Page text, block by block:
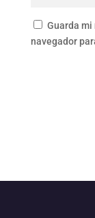
Guarda mi
navegador